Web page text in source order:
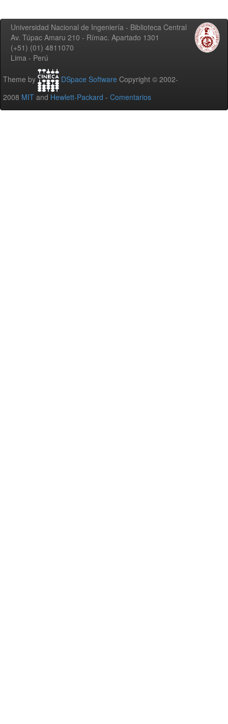
Universidad Nacional de Ingeniería - Biblioteca Central
Av. Túpac Amaru 210 - Rímac. Apartado 1301
(+51) (01) 4811070
Lima - Perú
Theme by DSpace Software Copyright © 2002-
2008 MIT and Hewlett-Packard - Comentarios